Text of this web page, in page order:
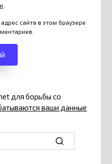
сайта в этом браузере
для борьбы со
ваши данные